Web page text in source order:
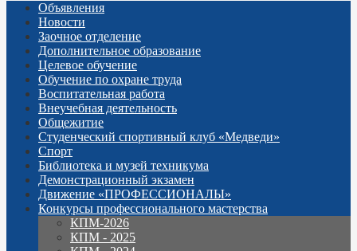
Объявления
Новости
Заочное отделение
Дополнительное образование
Целевое обучение
Обучение по охране труда
Воспитательная работа
Внеучебная деятельность
Общежитие
Студенческий спортивный клуб «Медведи»
Спорт
Библиотека и музей техникума
Демонстрационный экзамен
Движение «ПРОФЕССИОНАЛЫ»
Конкурсы профессионального мастерства
КПМ-2026
КПМ - 2025